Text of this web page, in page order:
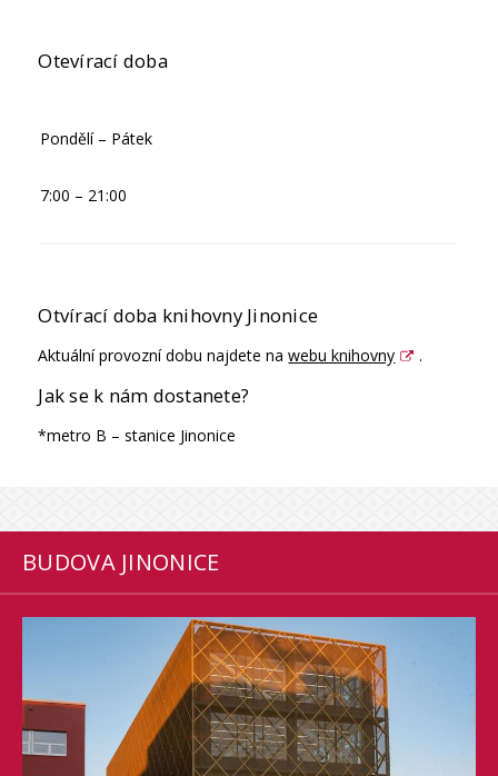
Otevírací doba
Pondělí – Pátek
7:00 – 21:00
Otvírací doba knihovny Jinonice
Aktuální provozní dobu najdete nawebu knihovny .
Jak se k nám dostanete?
*metro B – stanice Jinonice
BUDOVA JINONICE